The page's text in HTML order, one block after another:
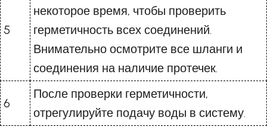
5
некоторое время, чтобы проверить
герметичность всех соединений.
Внимательно осмотрите все шланги и
соединения на наличие протечек.
6
После проверки герметичности,
отрегулируйте подачу воды в систему.